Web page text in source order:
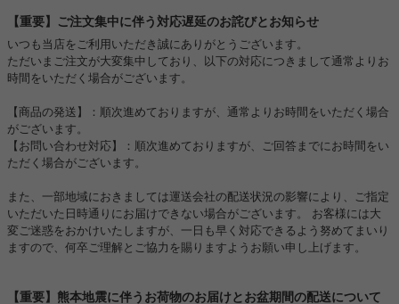
【重要】ご注文集中に伴う対応遅延のお詫びとお知らせ
いつも当店をご利用いただき誠にありがとうございます。
ただいまご注文が大変集中しており、以下の対応につきまして通常よりお
時間をいただく場合がございます。
【商品の発送】：順次進めておりますが、通常よりお時間をいただく場合
がございます。
【お問い合わせ対応】：順次進めておりますが、ご回答までにお時間をい
ただく場合がございます。
また、一部地域におきましては運送会社の配送状況の影響により、ご指定
いただいた日時通りにお届けできない場合がございます。 お客様には大
変ご迷惑をおかけいたしますが、一日も早く対応できるよう努めてまいり
ますので、何卒ご理解とご協力を賜りますようお願い申し上げます。
【重要】熊本地震に伴うお荷物のお届けとお盆期間の配送について